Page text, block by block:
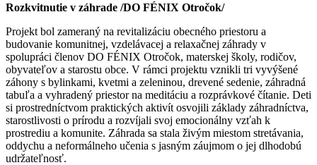
Rozkvitnutie v záhrade /DO FÉNIX Otročok/
Projekt bol zameraný na revitalizáciu obecného priestoru a
budovanie komunitnej, vzdelávacej a relaxačnej záhrady v
spolupráci členov DO FÉNIX Otročok, materskej školy, rodičov,
obyvateľov a starostu obce. V rámci projektu vznikli tri vyvýšené
záhony s bylinkami, kvetmi a zeleninou, drevené sedenie, záhradná
tabuľa a vyhradený priestor na meditáciu a rozprávkové čítanie. Deti
si prostredníctvom praktických aktivít osvojili základy záhradníctva,
starostlivosti o prírodu a rozvíjali svoj emocionálny vzťah k
prostrediu a komunite. Záhrada sa stala živým miestom stretávania,
oddychu a neformálneho učenia s jasným záujmom o jej dlhodobú
udržateľnosť.